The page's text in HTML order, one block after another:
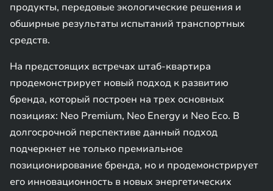
продукты, передовые экологические решения и
обширные результаты испытаний транспортных
средств.
На предстоящих встречах штаб-квартира
продемонстрирует новый подход к развитию
бренда, который построен на трех основных
позициях: Neo Premium, Neo Energy и Neo Eco. В
долгосрочной перспективе данный подход
подчеркнет не только премиальное
позиционирование бренда, но и продемонстрирует
его инновационность в новых энергетических